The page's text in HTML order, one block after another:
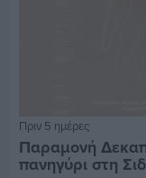
Πριν 5 ημέρες
Παραμονή
πανηγύρι στη